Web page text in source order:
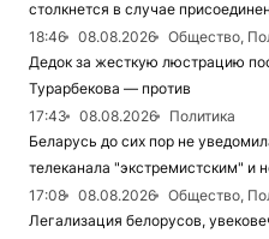
столкнется в случае
18:46
08.08.2026
Общество,
Дедок за жесткую люстрацию
Турарбекова — против
17:43
08.08.2026
Политика
Беларусь до сих пор не
телеканала "экстремистским" и
17:08
08.08.2026
Общество,
Легализация белорусов,